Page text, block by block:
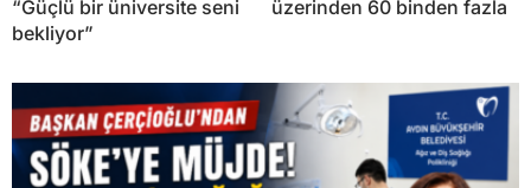
“Güçlü bir üniversite seni
bekliyor”
üzerinden 60 binden fazla